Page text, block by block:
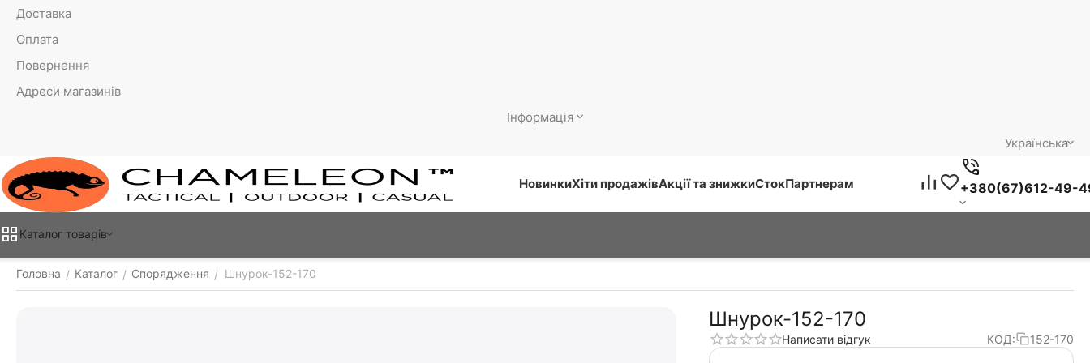
Доставка
Оплата
Повернення
Адреси магазинів
Інформація
Українська
НовинкиХіти продажівАкції та знижкиСтокПартнерам +380(67)612-49-
Каталог товарiв
Головна / Каталог / Спорядження / Шнурок-152-170
Шнурок-152-170
Написати відгук КОД: 152-170